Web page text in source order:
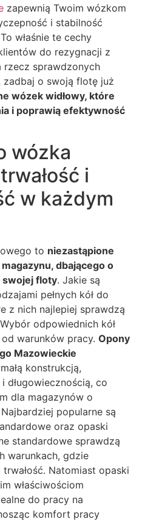
zapewnią Twoim wózkom
i stabilność
właśnie te cechy
do rezygnacji z
rzecz sprawdzonych
zadbaj o swoją flotę już
wózek widłowy, które
i poprawią efektywność
wózka
i
w każdym
to niezastąpione
dbającego o
swojej floty. Jakie są
pełnych kół do
z nich najlepiej sprawdzą
odpowiednich kół
warunków pracy. Opony
Mazowieckie
konstrukcją,
długowiecznością, co
dla magazynów o
popularne są
oraz opaski
standardowe sprawdzą
warunkach, gdzie
Natomiast opaski
właściwościom
do pracy na
komfort pracy